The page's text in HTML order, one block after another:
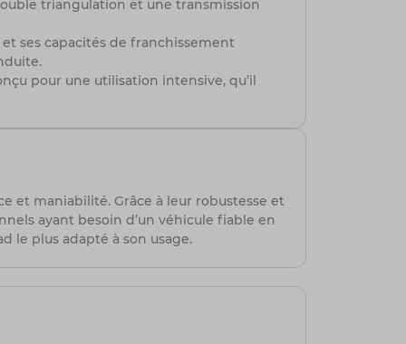
triangulation et une transmission
ses capacités de franchissement
pour une utilisation intensive, qu’il
et maniabilité. Grâce à leur robustesse et
ayant besoin d’un véhicule fiable en
le plus adapté à son usage.